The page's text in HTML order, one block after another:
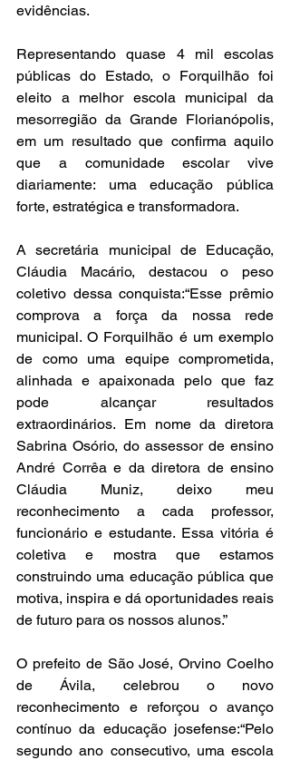
evidências.
Representando quase 4 mil escolas
públicas do Estado, o Forquilhão foi
eleito a melhor escola municipal da
mesorregião da Grande Florianópolis,
em um resultado que confirma aquilo
que a comunidade escolar vive
diariamente: uma educação pública
forte, estratégica e transformadora.
A secretária municipal de Educação,
Cláudia Macário, destacou o peso
coletivo dessa conquista:“Esse prêmio
comprova a força da nossa rede
municipal. O Forquilhão é um exemplo
de como uma equipe comprometida,
alinhada e apaixonada pelo que faz
pode alcançar resultados
extraordinários. Em nome da diretora
Sabrina Osório, do assessor de ensino
André Corrêa e da diretora de ensino
Cláudia Muniz, deixo meu
reconhecimento a cada professor,
funcionário e estudante. Essa vitória é
coletiva e mostra que estamos
construindo uma educação pública que
motiva, inspira e dá oportunidades reais
de futuro para os nossos alunos.”
O prefeito de São José, Orvino Coelho
de Ávila, celebrou o novo
reconhecimento e reforçou o avanço
contínuo da educação josefense:“Pelo
segundo ano consecutivo, uma escola